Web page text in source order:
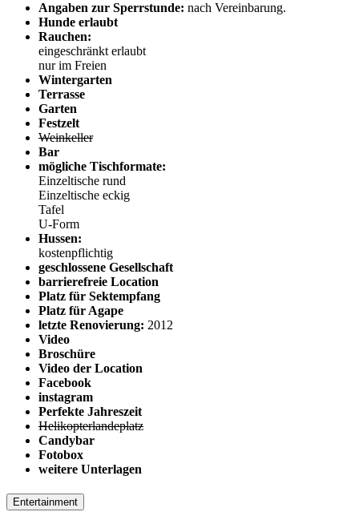
Angaben zur Sperrstunde: nach Vereinbarung.
Hunde erlaubt
Rauchen:
eingeschränkt erlaubt
nur im Freien
Wintergarten
Terrasse
Garten
Festzelt
Weinkeller
Bar
mögliche Tischformate:
Einzeltische rund
Einzeltische eckig
Tafel
U-Form
Hussen:
kostenpflichtig
geschlossene Gesellschaft
barrierefreie Location
Platz für Sektempfang
Platz für Agape
letzte Renovierung: 2012
Video
Broschüre
Video der Location
Facebook
instagram
Perfekte Jahreszeit
Helikopterlandeplatz
Candybar
Fotobox
weitere Unterlagen
Entertainment